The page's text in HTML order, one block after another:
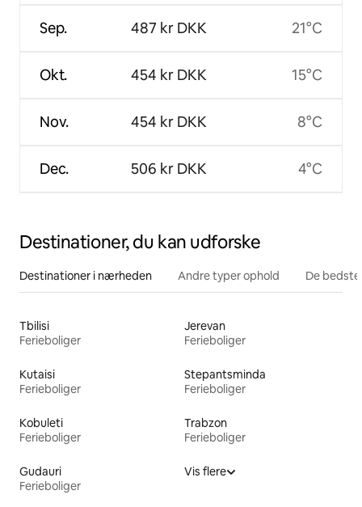
Sep.
Okt.
Nov.
Dec.
487 kr DKK
454 kr DKK
454 kr DKK
506 kr DKK
21°C
15°C
8°C
4°C
Destinationer, du kan udforske
Destinationer i nærheden Andre typer ophold De
Tbilisi
Ferieboliger
Jerevan
Ferieboliger
Kutaisi
Ferieboliger
Stepantsminda
Ferieboliger
Kobuleti
Ferieboliger
Trabzon
Ferieboliger
Gudauri
Ferieboliger
Vis flere